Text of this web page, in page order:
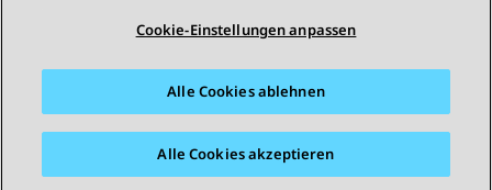
Sitemap Nutzungsbedingungen
Datenschutz
Marken
Barrierefreiheit
Cookie-Einstellungen anpassen
Alle Cookies ablehnen
Alle Cookies akzeptieren